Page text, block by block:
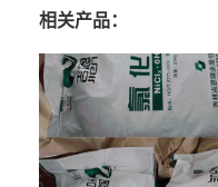
相关产品：